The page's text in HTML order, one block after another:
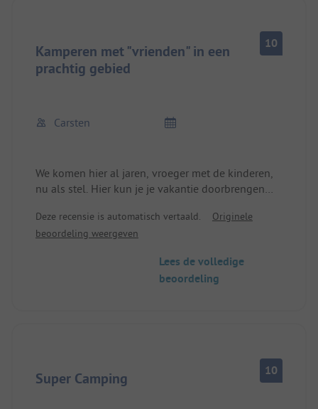
Kamperen met "vrienden" in een
prachtig gebied
10
Carsten
We komen hier al jaren, vroeger met de kinderen,
nu als stel. Hier kun je je vakantie doorbrengen
mogelijk. Schone, nette en vooral heel mooi
gerunde camping die alles heeft wat je nodig hebt.
opgepakt. Anders zouden wij of onze kinderen hier
niet steeds weer komen. We kijken erg uit naar de
Deze recensie is automatisch vertaald.
Originele
beoordeling weergeven
Lees de volledige
beoordeling
Super Camping 10